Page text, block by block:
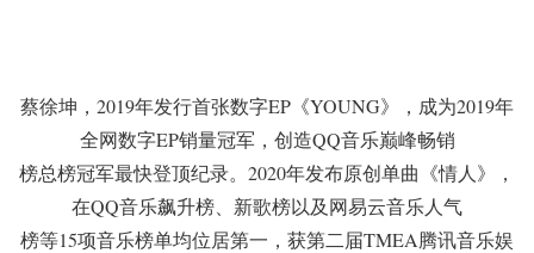
蔡徐坤，2019年发行首张数字EP《YOUNG》，成为2019年
全网数字EP销量冠军，创造QQ音乐巅峰畅销
榜总榜冠军最快登顶纪录。2020年发布原创单曲《情人》，
在QQ音乐飙升榜、新歌榜以及网易云音乐人气
榜等15项音乐榜单均位居第一，获第二届TMEA腾讯音乐娱